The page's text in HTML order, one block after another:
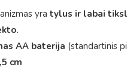
yra tylus ir labai
AA baterija (standartinis
cm